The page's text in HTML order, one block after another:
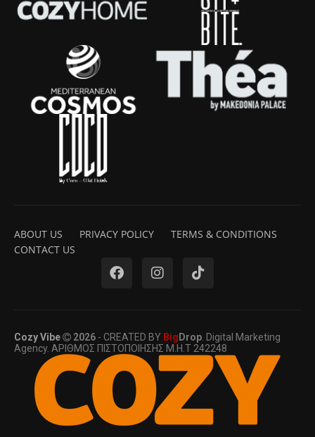
ABOUT US PRIVACY POLICY
TERMS & CONDITIONS
CONTACT US
Cozy Vibe 2026 - CREATED BY BigDrop . Digital Marketing
Agency. ΑΡΙΘΜΟΣ ΠΙΣΤΟΠΟΙΗΣΗΣ Μ.Η.Τ 242248